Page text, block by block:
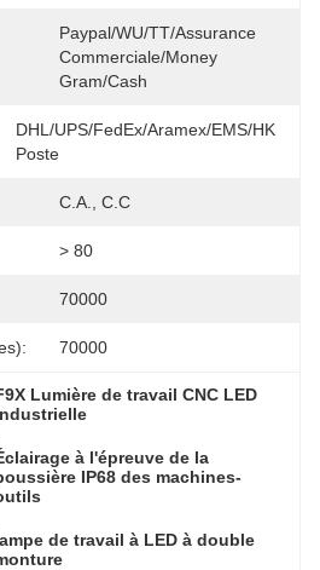
Paypal/WU/TT/Assurance
Commerciale/Money
Gram/Cash
DHL/UPS/FedEx/Aramex/EMS/HK
Poste
C.A., C.C
> 80
70000
70000
Lumière de travail CNC LED
à l'épreuve de la
IP68 des machines-
de travail à LED à double